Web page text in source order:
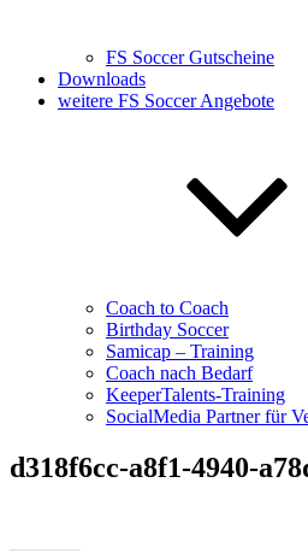
FS Soccer Gutscheine
Downloads
weitere FS Soccer Angebote
Coach to Coach
Birthday Soccer
Samicap – Training
Coach nach Bedarf
KeeperTalents-Training
SocialMedia Partner für
d318f6cc-a8f1-4940-